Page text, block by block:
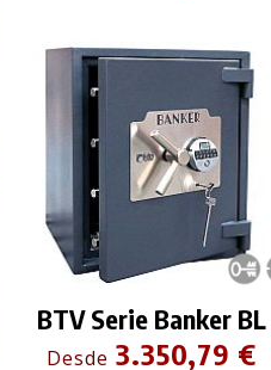
BTV Serie Banker BL
Desde 3.350,79 €